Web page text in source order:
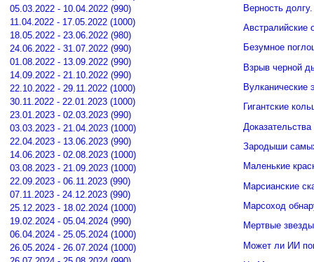
05.03.2022 - 10.04.2022 (990)
11.04.2022 - 17.05.2022 (1000)
18.05.2022 - 23.06.2022 (980)
24.06.2022 - 31.07.2022 (990)
01.08.2022 - 13.09.2022 (990)
14.09.2022 - 21.10.2022 (990)
22.10.2022 - 29.11.2022 (1000)
30.11.2022 - 22.01.2023 (1000)
23.01.2023 - 02.03.2023 (990)
03.03.2023 - 21.04.2023 (1000)
22.04.2023 - 13.06.2023 (990)
14.06.2023 - 02.08.2023 (1000)
03.08.2023 - 21.09.2023 (1000)
22.09.2023 - 06.11.2023 (990)
07.11.2023 - 24.12.2023 (990)
25.12.2023 - 18.02.2024 (1000)
19.02.2024 - 05.04.2024 (990)
06.04.2024 - 25.05.2024 (1000)
26.05.2024 - 26.07.2024 (1000)
Верность
Австралийские
Безумное
Взрыв черной
Вулканические
Гигантские
Зародыши
Маленькие
Марсианские
Марсоход
Мертвые
Может ли ИИ